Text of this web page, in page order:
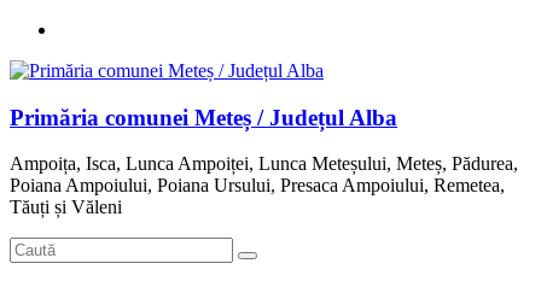
Primăria comunei Meteș / Județul Alba
Ampoița, Isca, Lunca Ampoiței, Lunca Meteșului, Meteș, Pădurea,
Poiana Ampoiului, Poiana Ursului, Presaca Ampoiului, Remetea,
Tăuți și Văleni